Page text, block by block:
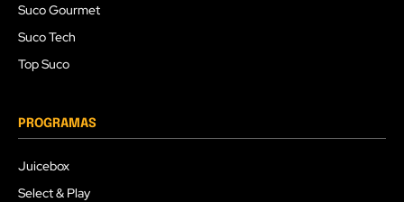
Suco Gourmet
Suco Tech
Top Suco
PROGRAMAS
Juicebox
Select & Play